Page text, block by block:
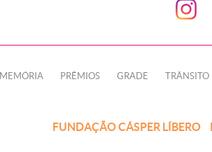
MEMÓRIA PRÊMIOS GRADE TRÂNSITO
FUNDAÇÃO CÁSPER LÍBERO